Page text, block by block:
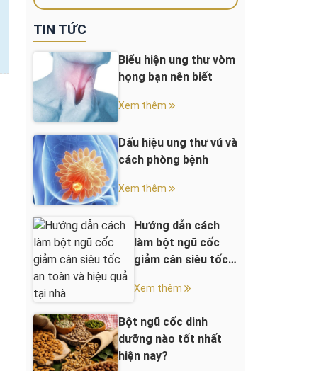
TIN TỨC
Biểu hiện ung thư vòm
họng bạn nên biết
Xem thêm
Dấu hiệu ung thư vú và
cách phòng bệnh
Xem thêm
Hướng dẫn cách
làm bột ngũ cốc
giảm cân siêu tốc
tại nhà
Xem thêm
Bột ngũ cốc dinh
dưỡng nào tốt nhất
hiện nay?